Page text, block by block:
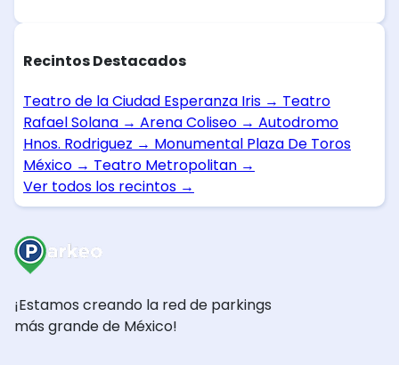
Recintos Destacados
Teatro de la Ciudad Esperanza Iris → Teatro
Rafael Solana → Arena Coliseo → Autodromo
Hnos. Rodriguez → Monumental Plaza De Toros
México → Teatro Metropolitan →
Ver todos los recintos →
¡Estamos creando la red de parkings
más grande de México!